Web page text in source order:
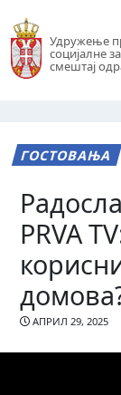
Удружење
социјалне
смештај
ГОСТОВАЊА
PRVA
АПРИЛ 29, 2025